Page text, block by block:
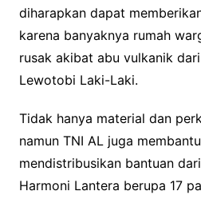
diharapkan dapat
karena banyaknya rumah
rusak akibat abu vulkanik
Lewotobi Laki-Laki.
Tidak hanya material dan
namun TNI AL juga
mendistribusikan bantuan
Harmoni Lantera berupa 17